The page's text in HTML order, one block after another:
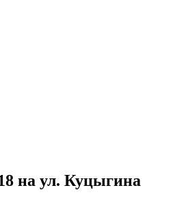
на ул. Куцыгина